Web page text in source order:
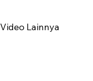
Video Lainnya